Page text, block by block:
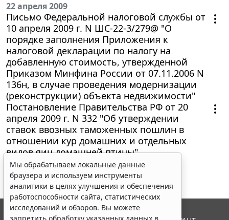
22 апреля 2009
Письмо Федеральной налоговой службы от
10 апреля 2009 г. N ШС-22-3/279@ "О
порядке заполнения Приложения к
налоговой декларации по налогу на
добавленную стоимость, утвержденной
Приказом Минфина России от 07.11.2006 N
136н, в случае проведения модернизации
(реконструкции) объекта недвижимости"
Постановление Правительства РФ от 20
апреля 2009 г. N 332 "Об утверждении
ставок ввозных таможенных пошлин в
отношении кур домашних и отдельных
видов яиц домашней птицы"
Мы обрабатываем локальные данные
браузера и используем инструменты
аналитики в целях улучшения и обеспечения
работоспособности сайта, статистических
исследований и обзоров. Вы можете